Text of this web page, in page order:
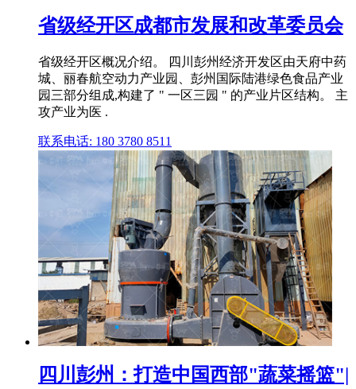
省级经开区成都市发展和改革委员会
省级经开区概况介绍。 四川彭州经济开发区由天府中药
城、丽春航空动力产业园、彭州国际陆港绿色食品产业
园三部分组成,构建了 " 一区三园 " 的产业片区结构。 主
攻产业为医 .
联系电话: 180 3780 8511
四川彭州：打造中国西部"蔬菜摇篮"|